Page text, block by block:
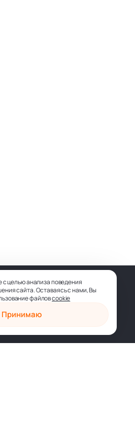
МЕДИА», 2026
с целью анализа поведения
сайта. Оставаясь с нами, Вы
файловcookie
Принимаю